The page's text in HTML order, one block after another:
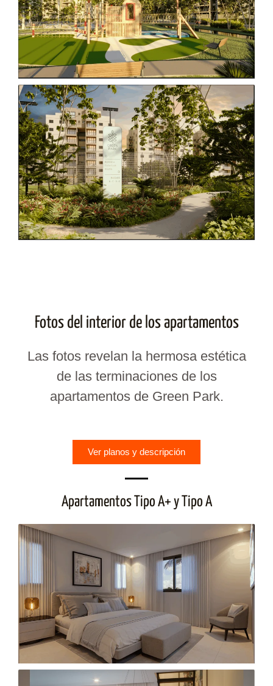
Fotos del interior de los apartamentos
Las fotos revelan la hermosa estética
de las terminaciones de los
apartamentos de Green Park.
Ver planos y descripción
Apartamentos Tipo A+ y Tipo A